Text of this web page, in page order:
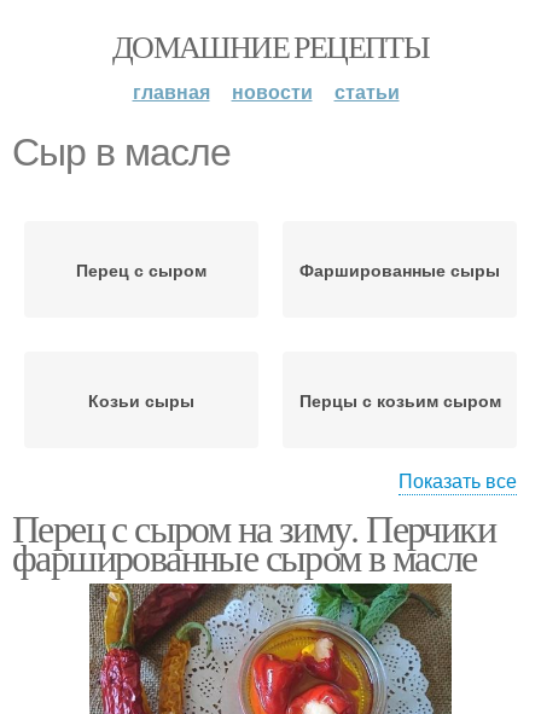
ДОМАШНИЕ РЕЦЕПТЫ
главная новости статьи
Сыр в масле
Перец с сыром Фаршированные сыры
Козьи сыры Перцы с козьим сыром
Сыр без мяса Фаршированный сыр
Сыр на зиму Перцы с сыром
Показать все
Перец с сыром на зиму. Перчики
фаршированные сыром в масле